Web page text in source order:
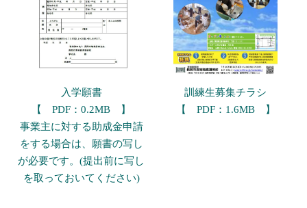
入学願書
【 PDF：0.2MB 】
事業主に対する助成金申請
をする場合は、願書の写し
が必要です。(提出前に写し
を取っておいてください)
訓練生募集チラシ
【 PDF：1.6MB 】